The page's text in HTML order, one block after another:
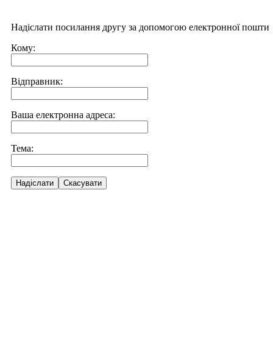
Надіслати посилання другу за допомогою електронної пошти
Кому:
Відправник:
Ваша електронна адреса:
Тема:
Надіслати Скасувати